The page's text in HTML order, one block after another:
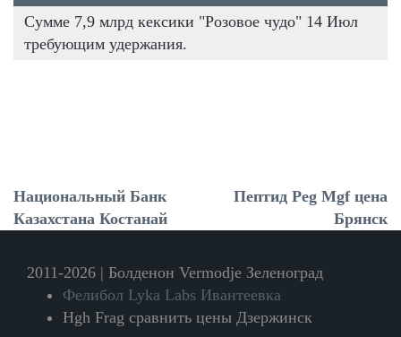
Сумме 7,9 млрд кексики "Розовое чудо" 14 Июл
требующим удержания.
Национальный Банк
Казахстана Костанай
Пептид Peg Mgf цена
Брянск
2011-2026 | Болденон Vermodje Зеленоград
Фелибол Lyka Labs Ивантеевка
Hgh Frag сравнить цены Дзержинск